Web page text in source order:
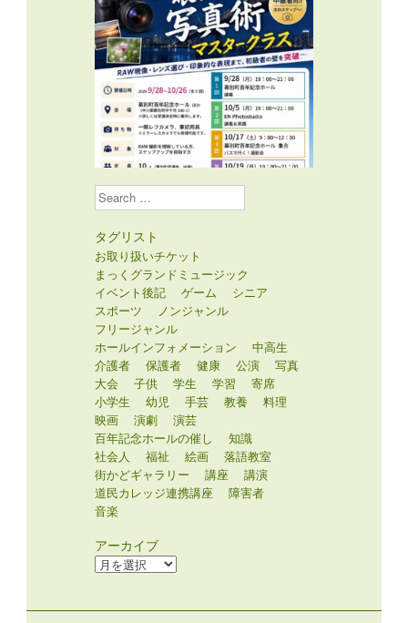
Search
タグリスト
お取り扱いチケット
まっくグランドミュージック
イベント後記
ゲーム
シニア
スポーツ
ノンジャンル
フリージャンル
ホールインフォメーション
中高生
介護者
保護者 健康 公演
写真
大会
子供 学生 学習
寄席
小学生
幼児 手芸 教養
料理
映画
演劇
演芸
百年記念ホールの催し
知識
社会人
福祉 絵画
落語教室
街かどギャラリー
講座
講演
道民カレッジ連携講座
障害者
音楽
アーカイブ
ア